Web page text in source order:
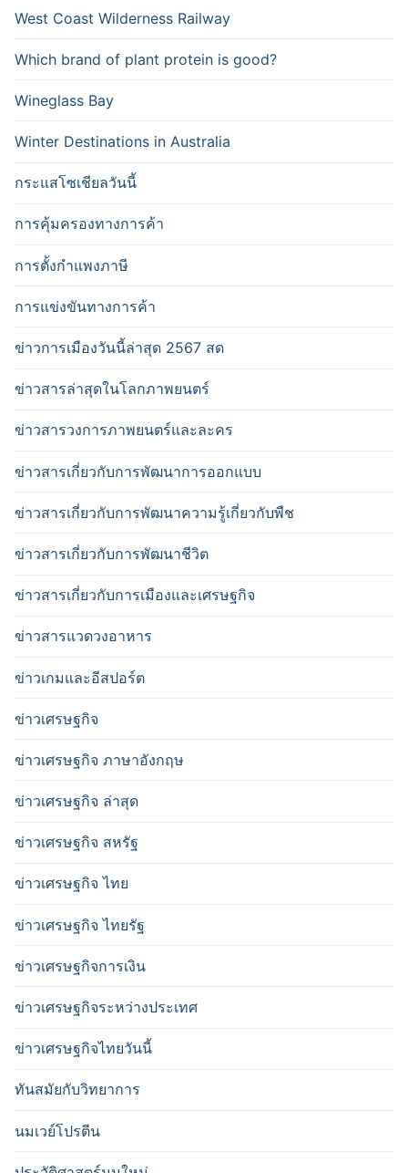
West Coast Wilderness Railway
Which brand of plant protein is good?
Wineglass Bay
Winter Destinations in Australia
กระแสโซเชียลวันนี้
การคุ้มครองทางการค้า
การตั้งกำแพงภาษี
การแข่งขันทางการค้า
ข่าวการเมืองวันนี้ล่าสุด 2567 สด
ข่าวสารล่าสุดในโลกภาพยนตร์
ข่าวสารวงการภาพยนตร์และละคร
ข่าวสารเกี่ยวกับการพัฒนาการออกแบบ
ข่าวสารเกี่ยวกับการพัฒนาความรู้เกี่ยวกับพืช
ข่าวสารเกี่ยวกับการพัฒนาชีวิต
ข่าวสารเกี่ยวกับการเมืองและเศรษฐกิจ
ข่าวสารแวดวงอาหาร
ข่าวเกมและอีสปอร์ต
ข่าวเศรษฐกิจ
ข่าวเศรษฐกิจ ภาษาอังกฤษ
ข่าวเศรษฐกิจ ล่าสุด
ข่าวเศรษฐกิจ สหรัฐ
ข่าวเศรษฐกิจ ไทย
ข่าวเศรษฐกิจ ไทยรัฐ
ข่าวเศรษฐกิจการเงิน
ข่าวเศรษฐกิจระหว่างประเทศ
ข่าวเศรษฐกิจไทยวันนี้
ทันสมัยกับวิทยาการ
นมเวย์โปรตีน